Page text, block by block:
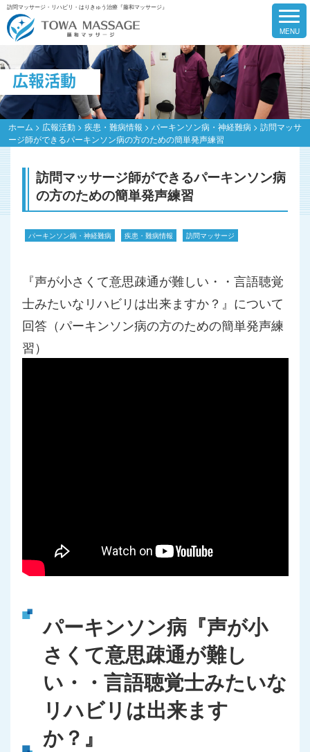
訪問マッサージ・リハビリ・はりきゅう治療『藤和マッサージ』
広報活動
ホーム > 広報活動> 疾患・難病情報 > パーキンソン病・神経難病> 訪問マッサ
ージ師ができるパーキンソン病の方のための簡単発声練習
訪問マッサージ師ができるパーキンソン病
の方のための簡単発声練習
パーキンソン病・神経難病 疾患・難病情報 訪問マッサージ
『声が小さくて意思疎通が難しい・・言語聴覚
士みたいなリハビリは出来ますか？』について
回答（パーキンソン病の方のための簡単発声練
習）
パーキンソン病『声が小
さくて意思疎通が難し
い・・言語聴覚士みたいな
リハビリは出来ます
か？』